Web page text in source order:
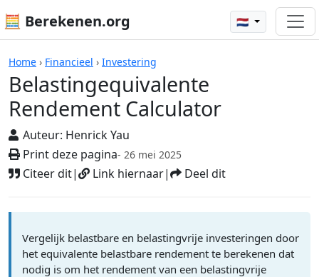
🧮 Berekenen.org 🇳🇱
Home › Financieel › Investering
Belastingequivalente
Rendement Calculator
Auteur: Henrick Yau
Print deze pagina- 26 mei 2025
Citeer dit| Link hiernaar| Deel dit
Rekenmachines
Vergelijk belastbare en belastingvrije investeringen door
het equivalente belastbare rendement te berekenen dat
nodig is om het rendement van een belastingvrije